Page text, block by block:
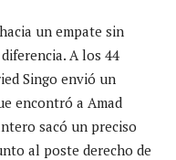
un empate sin
A los 44
Singo envió un
encontró a Amad
sacó un preciso
al poste derecho de